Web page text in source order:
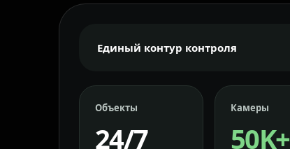
Единый контур контроля
Объекты
24/7
Камеры
50K+